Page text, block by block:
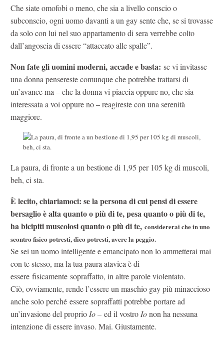
Che siate omofobi o meno, che sia a livello conscio o
subconscio, ogni uomo davanti a un gay sente che, se si trovasse
da solo con lui nel suo appartamento di sera verrebbe colto
dall’angoscia di essere “attaccato alle spalle”.
Non fate gli uomini moderni, accade e basta: se vi invitasse
una donna pensereste comunque che potrebbe trattarsi di
un’avance ma – che la donna vi piaccia oppure no, che sia
interessata a voi oppure no – reagireste con una serenità
maggiore.
La paura, di fronte a un bestione di 1,95 per 105 kg di muscoli,
beh, ci sta.
È lecito, chiariamoci: se la persona di cui pensi di essere
bersaglio è alta quanto o più di te, pesa quanto o più di te,
ha bicipiti muscolosi quanto o più di te, considererai che in uno
scontro fisico potresti, dico potresti, avere la peggio.
Se sei un uomo intelligente e emancipato non lo ammetterai mai
con te stesso, ma la tua paura atavica è di
essere fisicamente sopraffatto, in altre parole violentato.
Ciò, ovviamente, rende l’essere un maschio gay più minaccioso
anche solo perché essere sopraffatti potrebbe portare ad
un’invasione del proprioIo– ed il vostroIonon ha nessuna
intenzione di essere invaso. Mai. Giustamente.